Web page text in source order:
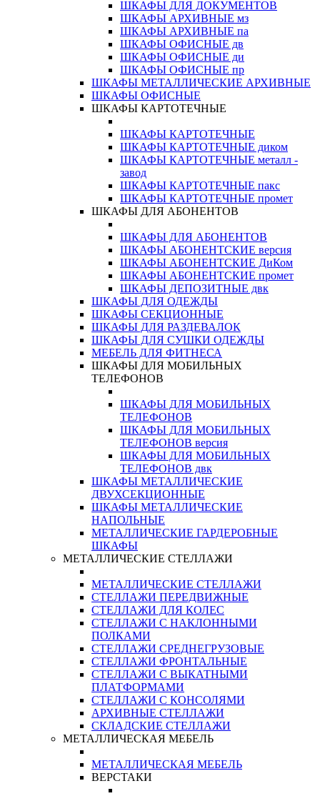
ШКАФЫ ДЛЯ ДОКУМЕНТОВ
ШКАФЫ АРХИВНЫЕ мз
ШКАФЫ АРХИВНЫЕ па
ШКАФЫ ОФИСНЫЕ дв
ШКАФЫ ОФИСНЫЕ ди
ШКАФЫ ОФИСНЫЕ пр
ШКАФЫ МЕТАЛЛИЧЕСКИЕ АРХИВНЫЕ
ШКАФЫ ОФИСНЫЕ
ШКАФЫ КАРТОТЕЧНЫЕ
ШКАФЫ КАРТОТЕЧНЫЕ
ШКАФЫ КАРТОТЕЧНЫЕ диком
ШКАФЫ КАРТОТЕЧНЫЕ металл -
завод
ШКАФЫ КАРТОТЕЧНЫЕ пакс
ШКАФЫ КАРТОТЕЧНЫЕ промет
ШКАФЫ ДЛЯ АБОНЕНТОВ
ШКАФЫ ДЛЯ АБОНЕНТОВ
ШКАФЫ АБОНЕНТСКИЕ версия
ШКАФЫ АБОНЕНТСКИЕ ДиКом
ШКАФЫ АБОНЕНТСКИЕ промет
ШКАФЫ ДЕПОЗИТНЫЕ двк
ШКАФЫ ДЛЯ ОДЕЖДЫ
ШКАФЫ СЕКЦИОННЫЕ
ШКАФЫ ДЛЯ РАЗДЕВАЛОК
ШКАФЫ ДЛЯ СУШКИ ОДЕЖДЫ
МЕБЕЛЬ ДЛЯ ФИТНЕСА
ШКАФЫ ДЛЯ МОБИЛЬНЫХ
ТЕЛЕФОНОВ
ШКАФЫ ДЛЯ МОБИЛЬНЫХ
ТЕЛЕФОНОВ
ШКАФЫ ДЛЯ МОБИЛЬНЫХ
ТЕЛЕФОНОВ версия
ШКАФЫ ДЛЯ МОБИЛЬНЫХ
ТЕЛЕФОНОВ двк
ШКАФЫ МЕТАЛЛИЧЕСКИЕ
ДВУХСЕКЦИОННЫЕ
ШКАФЫ МЕТАЛЛИЧЕСКИЕ
НАПОЛЬНЫЕ
МЕТАЛЛИЧЕСКИЕ ГАРДЕРОБНЫЕ
ШКАФЫ
МЕТАЛЛИЧЕСКИЕ СТЕЛЛАЖИ
МЕТАЛЛИЧЕСКИЕ СТЕЛЛАЖИ
СТЕЛЛАЖИ ПЕРЕДВИЖНЫЕ
СТЕЛЛАЖИ ДЛЯ КОЛЕС
СТЕЛЛАЖИ С НАКЛОННЫМИ
ПОЛКАМИ
СТЕЛЛАЖИ СРЕДНЕГРУЗОВЫЕ
СТЕЛЛАЖИ ФРОНТАЛЬНЫЕ
СТЕЛЛАЖИ С ВЫКАТНЫМИ
ПЛАТФОРМАМИ
СТЕЛЛАЖИ С КОНСОЛЯМИ
АРХИВНЫЕ СТЕЛЛАЖИ
СКЛАДСКИЕ СТЕЛЛАЖИ
МЕТАЛЛИЧЕСКАЯ МЕБЕЛЬ
МЕТАЛЛИЧЕСКАЯ МЕБЕЛЬ
ВЕРСТАКИ